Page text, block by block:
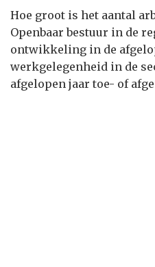
Hoe groot is het aantal
Openbaar bestuur in de
ontwikkeling in de
werkgelegenheid in de
afgelopen jaar toe- of